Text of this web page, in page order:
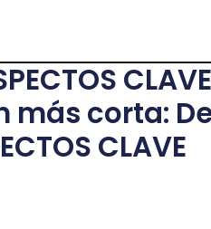
corta:
CLAVE